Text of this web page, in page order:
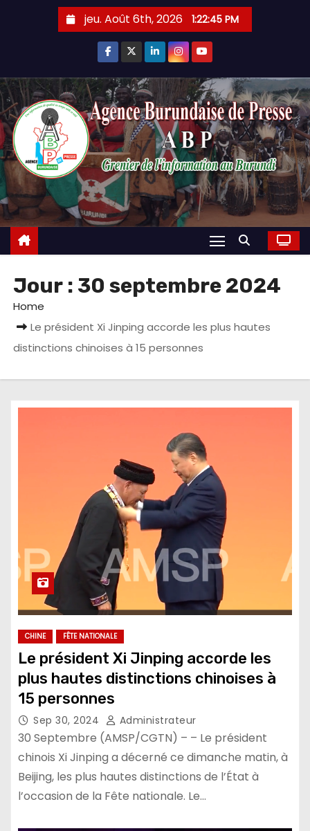
jeu. Août 6th, 2026 1:22:46 PM
Jour : 30 septembre 2024
Home
Le président Xi Jinping accorde les plus hautes
distinctions chinoises à 15 personnes
CHINE FÊTE NATIONALE
Le président Xi Jinping accorde les
plus hautes distinctions chinoises à
15 personnes
Sep 30, 2024 Administrateur
30 Septembre (AMSP/CGTN) – – Le président
chinois Xi Jinping a décerné ce dimanche matin, à
Beijing, les plus hautes distinctions de l’État à
l’occasion de la Fête nationale. Le…